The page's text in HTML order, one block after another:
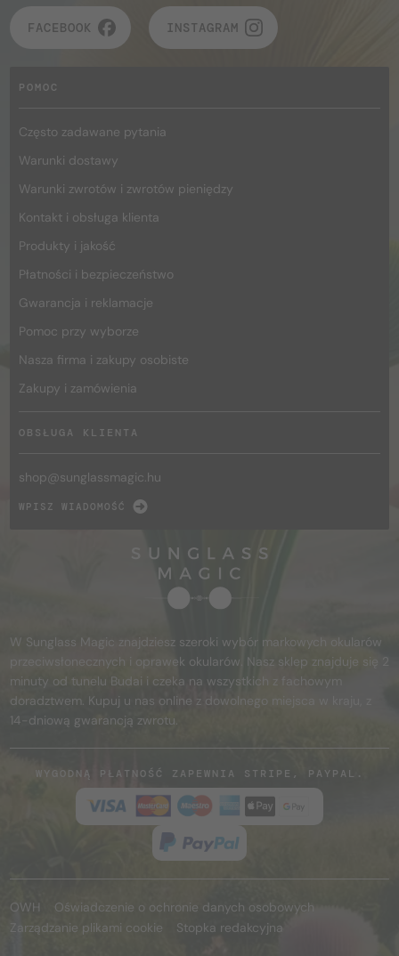
FACEBOOK INSTAGRAM
POMOC
Często zadawane pytania
Warunki dostawy
Warunki zwrotów i zwrotów pieniędzy
Kontakt i obsługa klienta
Produkty i jakość
Płatności i bezpieczeństwo
Gwarancja i reklamacje
Pomoc przy wyborze
Nasza firma i zakupy osobiste
Zakupy i zamówienia
OBSŁUGA KLIENTA
shop@sunglassmagic.hu
WPISZ WIADOMOŚĆ
W Sunglass Magic znajdziesz szeroki wybór markowych okularów
przeciwsłonecznych i oprawek okularów. Nasz sklep znajduje się 2
minuty od tunelu Budai i czeka na wszystkich z fachowym
doradztwem. Kupuj u nas online z dowolnego miejsca w kraju, z
14-dniową gwarancją zwrotu.
WYGODNĄ PŁATNOŚĆ ZAPEWNIA STRIPE, PAYPAL.
OWH
Oświadczenie o ochronie danych osobowych
Zarządzanie plikami cookie
Stopka redakcyjna